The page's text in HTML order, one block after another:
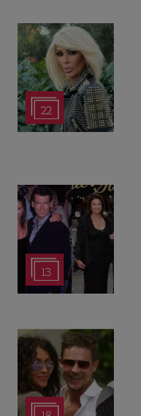
22
13